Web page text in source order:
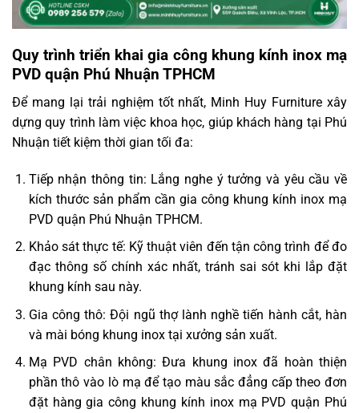
Quy trình triển khai gia công khung kính inox mạ
PVD quận Phú Nhuận TPHCM
Để mang lại trải nghiệm tốt nhất, Minh Huy Furniture xây
dựng quy trình làm việc khoa học, giúp khách hàng tại Phú
Nhuận tiết kiệm thời gian tối đa:
Tiếp nhận thông tin: Lắng nghe ý tưởng và yêu cầu về
kích thước sản phẩm cần gia công khung kính inox mạ
PVD quận Phú Nhuận TPHCM.
Khảo sát thực tế: Kỹ thuật viên đến tận công trình để đo
đạc thông số chính xác nhất, tránh sai sót khi lắp đặt
khung kính sau này.
Gia công thô: Đội ngũ thợ lành nghề tiến hành cắt, hàn
và mài bóng khung inox tại xưởng sản xuất.
Mạ PVD chân không: Đưa khung inox đã hoàn thiện
phần thô vào lò mạ để tạo màu sắc đẳng cấp theo đơn
đặt hàng gia công khung kính inox mạ PVD quận Phú